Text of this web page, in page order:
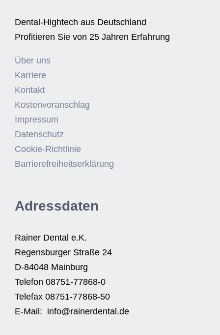
Dental-Hightech aus Deutschland
Profitieren Sie von 25 Jahren Erfahrung
Über uns
Karriere
Kontakt
Kostenvoranschlag
Impressum
Datenschutz
Cookie-Richtlinie
Barrierefreiheitserklärung
Adressdaten
Rainer Dental e.K.
Regensburger Straße 24
D-84048 Mainburg
Telefon 08751-77868-0
Telefax 08751-77868-50
E-Mail: info@rainerdental.de